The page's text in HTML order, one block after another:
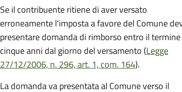
Se il contribuente ritiene di aver versato
erroneamente l'imposta a favore del Comune
presentare domanda di rimborso entro il
cinque anni dal giorno del versamento (Legge
27/12/2006, n. 296, art. 1, com. 164).
La domanda va presentata al Comune verso il